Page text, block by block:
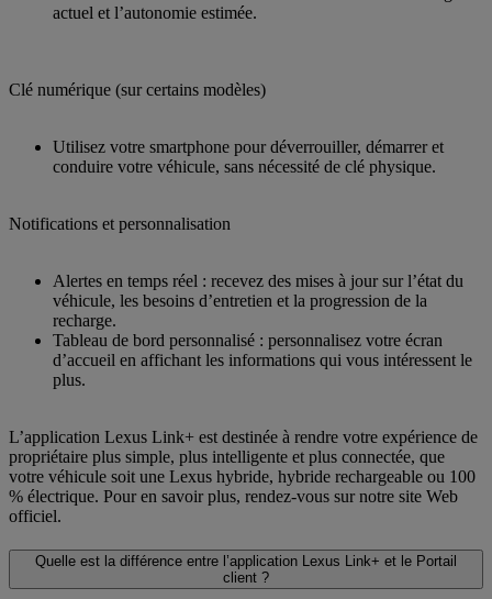
actuel et l’autonomie estimée.
Clé numérique (sur certains modèles)
Utilisez votre smartphone pour déverrouiller, démarrer et
conduire votre véhicule, sans nécessité de clé physique.​
Notifications et personnalisation
Alertes en temps réel : recevez des mises à jour sur l’état du
véhicule, les besoins d’entretien et la progression de la
recharge.
Tableau de bord personnalisé : personnalisez votre écran
d’accueil en affichant les informations qui vous intéressent le
plus.
L’application Lexus Link+ est destinée à rendre votre expérience de
propriétaire plus simple, plus intelligente et plus connectée, que
votre véhicule soit une Lexus hybride, hybride rechargeable ou 100
% électrique. Pour en savoir plus, rendez-vous sur notre site Web
officiel.
Quelle est la différence entre l’application Lexus Link+ et le Portail
client ?